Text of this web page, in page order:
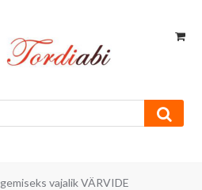
vajalik VÄRVIDE